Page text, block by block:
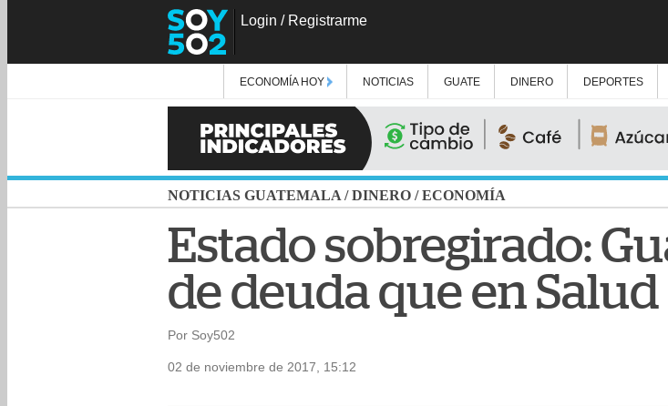
Login / Registrarme
ECONOMÍA HOY NOTICIAS GUATE DINERO DEPORTES
NOTICIAS GUATEMALA /DINERO /ECONOMÍA
Estado sobregirado:
de deuda que en Salud
Por Soy502
02 de noviembre de 2017, 15:12